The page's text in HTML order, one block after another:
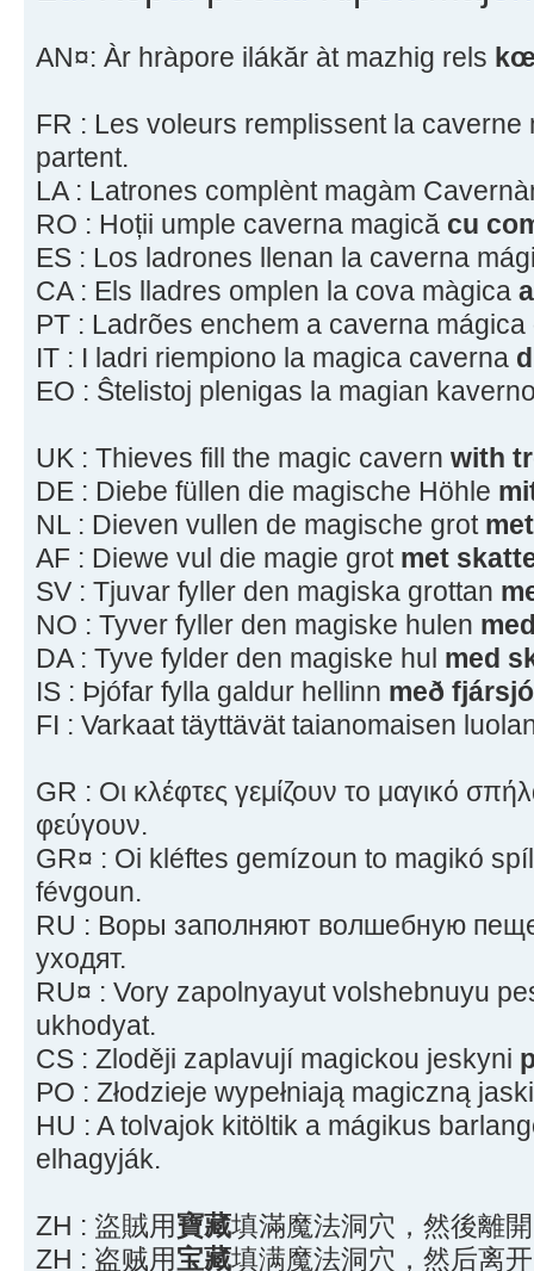
AN¤: Àr hràpore ilákăr àt mazhig rels
FR : Les voleurs remplissent la
partent.
LA : Latrones complènt magàm
RO : Hoții umple caverna magică cu
ES : Los ladrones llenan la caverna
CA : Els lladres omplen la cova màgica
PT : Ladrões enchem a caverna mágica
IT : I ladri riempiono la magica caverna
EO : Ŝtelistoj plenigas la magian
UK : Thieves fill the magic cavern with
DE : Diebe füllen die magische Höhle
NL : Dieven vullen de magische grot
AF : Diewe vul die magie grot met
SV : Tjuvar fyller den magiska grottan
NO : Tyver fyller den magiske hulen
DA : Tyve fylder den magiske hul med
IS : Þjófar fylla galdur hellinn með
FI : Varkaat täyttävät taianomaisen
GR : Οι κλέφτες γεμίζουν το μαγικό
φεύγουν.
GR¤ : Oi kléftes gemízoun to magikó
févgoun.
RU : Воры заполняют волшебную
уходят.
RU¤ : Vory zapolnyayut volshebnuyu
ukhodyat.
CS : Zloději zaplavují magickou jeskyni
PO : Złodzieje wypełniają magiczną
HU : A tolvajok kitöltik a mágikus
elhagyják.
ZH : 盜賊用寶藏填滿魔法洞穴，然後離
ZH : 盗贼用宝藏填满魔法洞穴，然后离